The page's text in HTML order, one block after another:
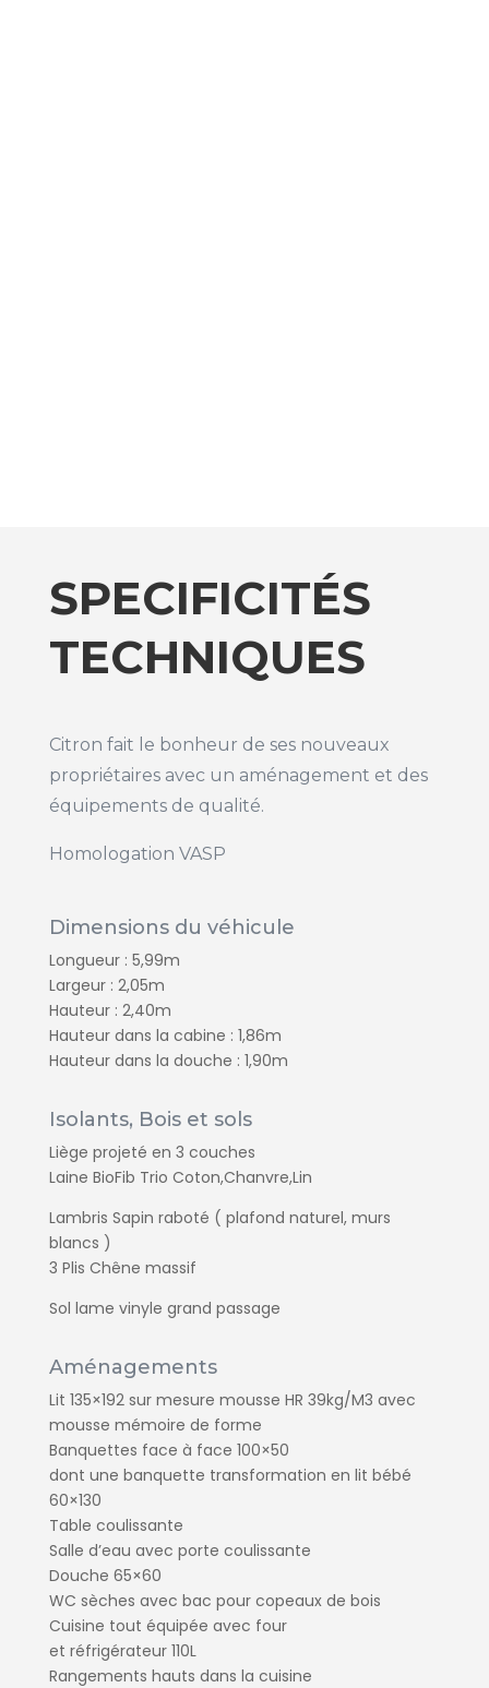
SPECIFICITÉS
TECHNIQUES
Citron fait le bonheur de ses nouveaux
propriétaires avec un aménagement et des
équipements de qualité.
Homologation VASP
Dimensions du véhicule
Longueur : 5,99m
Largeur : 2,05m
Hauteur : 2,40m
Hauteur dans la cabine : 1,86m
Hauteur dans la douche : 1,90m
Isolants, Bois et sols
Liège projeté en 3 couches
Laine BioFib Trio Coton,Chanvre,Lin
Lambris Sapin raboté ( plafond naturel, murs
blancs )
3 Plis Chêne massif
Sol lame vinyle grand passage
Aménagements
Lit 135×192 sur mesure mousse HR 39kg/M3 avec
mousse mémoire de forme
Banquettes face à face 100×50
dont une banquette transformation en lit bébé
60×130
Table coulissante
Salle d’eau avec porte coulissante
Douche 65×60
WC sèches avec bac pour copeaux de bois
Cuisine tout équipée avec four
et réfrigérateur 110L
Rangements hauts dans la cuisine